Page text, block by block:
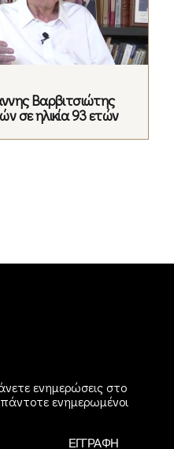
Βαρβιτσιώτης
σε ηλικία 93 ετών
ενημερώσεις στο
ενημερωμένοι
ΕΓΓΡΑΦΗ